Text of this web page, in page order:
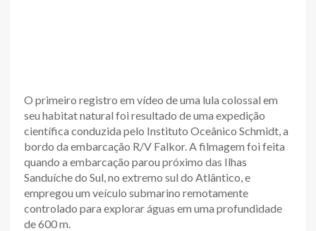
O primeiro registro em vídeo de uma lula colossal em
seu habitat natural foi resultado de uma expedição
científica conduzida pelo Instituto Oceânico Schmidt, a
bordo da embarcação R/V Falkor. A filmagem foi feita
quando a embarcação parou próximo das Ilhas
Sanduíche do Sul, no extremo sul do Atlântico, e
empregou um veículo submarino remotamente
controlado para explorar águas em uma profundidade
de 600 m.